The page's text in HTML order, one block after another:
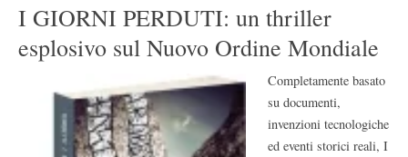
I GIORNI PERDUTI: un thriller
esplosivo sul Nuovo Ordine Mondiale
Completamente basato
su documenti,
invenzioni tecnologiche
ed eventi storici reali, I